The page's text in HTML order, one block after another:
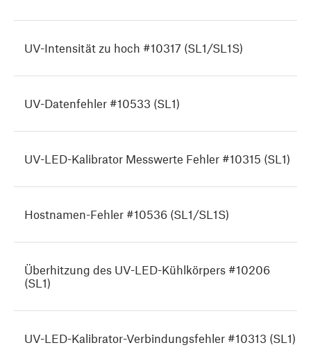
UV-Intensität zu hoch #10317 (SL1/SL1S)
UV-Datenfehler #10533 (SL1)
UV-LED-Kalibrator Messwerte Fehler #10315 (SL1)
Hostnamen-Fehler #10536 (SL1/SL1S)
Überhitzung des UV-LED-Kühlkörpers #10206
(SL1)
UV-LED-Kalibrator-Verbindungsfehler #10313 (SL1)